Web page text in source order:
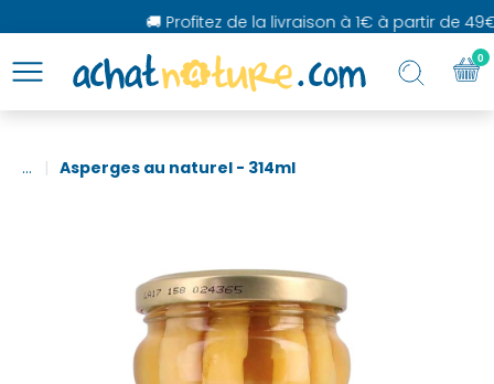
🚚 Profitez de la livraison à 1€ à partir de 49€
... Asperges au naturel - 314ml
0